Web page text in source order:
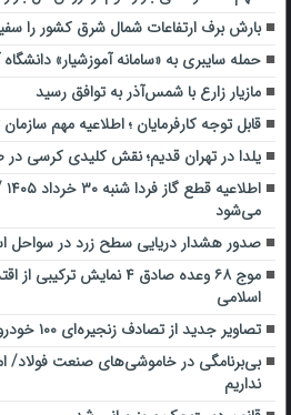
بارش‌ برف ارتفاعات شمال شرق کشور را
حمله سایبری به «سامانه آموزشیار» دانشگاه
​ مازیار زارع با شمس‌آذر به توافق رسید ​
قابل توجه کارفرمایان ؛ اطلاعیه مهم
یلدا در تهران قدیم؛ نقش کلیدی کرسی
می‌شود
صدور هشدار دریایی سطح زرد در سواحل
موج ۶۸ وعده صادق ۴ نمایش
اسلامی
تصاویر جدید از تصادف زنجیره‌ای ۱۰۰ خودرو
بی‌برنامگی در خاموشی‌های صنعت فولاد/
نداریم